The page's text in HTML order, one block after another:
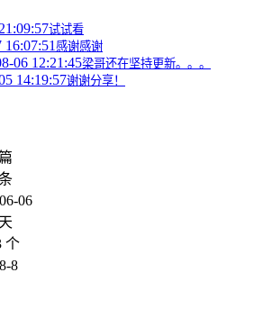
试试看
16:07:51感谢感谢
06 12:21:45梁哥还在坚持更新。。。
14:19:57谢谢分享！
06
个
8